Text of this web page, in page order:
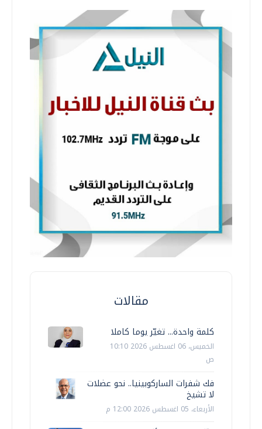
مقالات
كلمة واحدة... تغيّر يوما كاملا
الخميس، 06 اغسطس 2026 10:10
ص
فك شفرات الساركوبينيا.. نحو عضلات
لا تشيخ
الأربعاء، 05 اغسطس 2026 12:00 م